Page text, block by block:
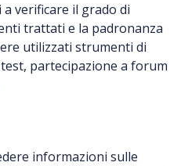
verificare il grado di
trattati e la padronanza
utilizzati strumenti di
partecipazione a forum
informazioni sulle